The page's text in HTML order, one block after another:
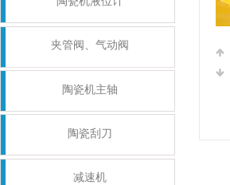
夹管阀、气动阀
陶瓷机主轴
陶瓷刮刀
减速机